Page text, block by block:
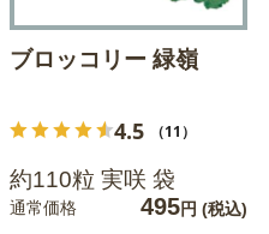
ブロッコリー 緑嶺
4.5 （11）
約110粒 実咲 袋
通常価格 495円 (税込)